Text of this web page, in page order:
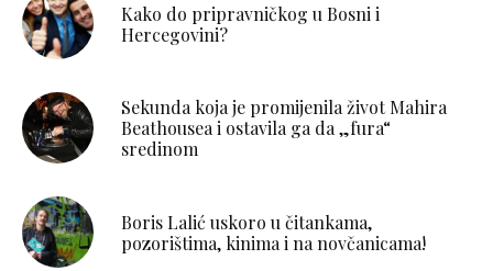
Kako do pripravničkog u Bosni i
Hercegovini?
Sekunda koja je promijenila život Mahira
Beathousea i ostavila ga da „fura“
sredinom
Boris Lalić uskoro u čitankama,
pozorištima, kinima i na novčanicama!